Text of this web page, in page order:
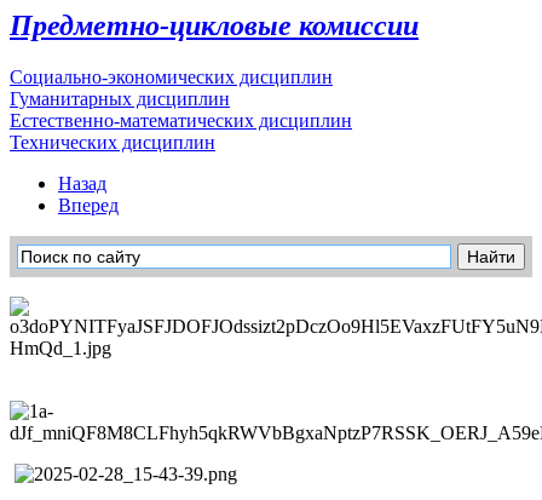
Предметно-цикловые комиссии
Социально-экономических дисциплин
Гуманитарных дисциплин
Естественно-математических дисциплин
Технических дисциплин
Назад
Вперед